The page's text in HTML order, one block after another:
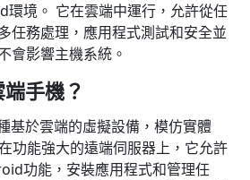
境。 它在雲端中運行，允許從任
任務處理，應用程式測試和安全並
會影響主機系統。
手機？
基於雲端的虛擬設備，模仿實體
功能強大的遠端伺服器上，它允許
功能，安裝應用程式和管理任